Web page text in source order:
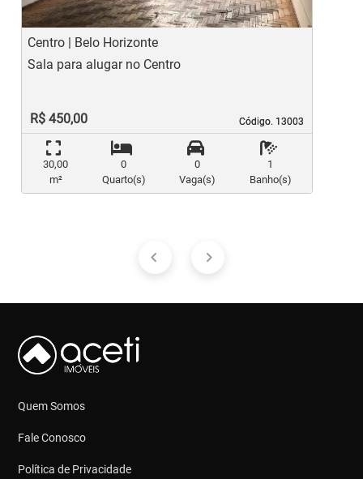
Centro | Belo Horizonte
Código. 13003
Código. 13003
Sala para alugar no Centro
R$ 450,00
30,00
m²
0
Quarto(s)
0
Vaga(s)
1
Banho(s)
Quem Somos
Fale Conosco
Política de Privacidade